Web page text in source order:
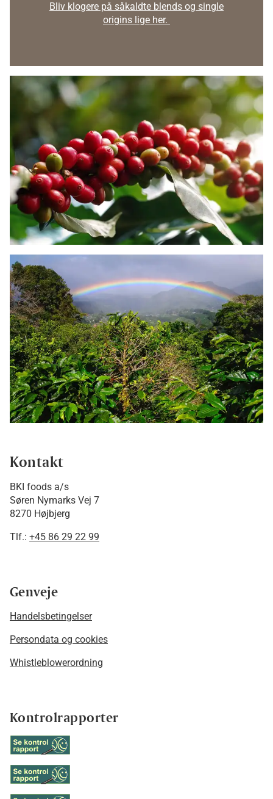
Bliv klogere på såkaldte blends og single
origins lige her.
Kontakt
BKI foods a/s
Søren Nymarks Vej 7
8270 Højbjerg
Tlf.: +45 86 29 22 99
Genveje
Handelsbetingelser
Persondata og cookies
Whistleblowerordning
Kontrolrapporter